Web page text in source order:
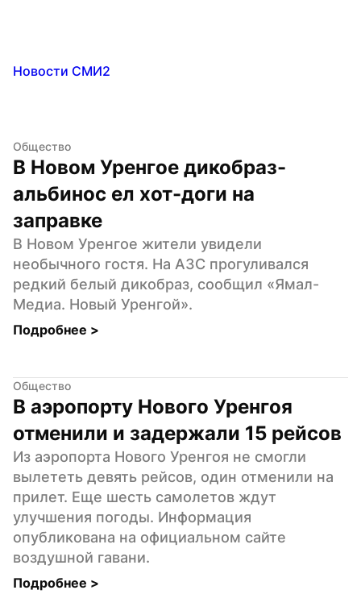
Новости СМИ2
Общество
В Новом Уренгое дикобраз-
альбинос ел хот-доги на
заправке
В Новом Уренгое жители увидели
необычного гостя. На АЗС прогуливался
редкий белый дикобраз, сообщил «Ямал-
Медиа. Новый Уренгой».
Подробнее >
Общество
В аэропорту Нового Уренгоя
отменили и задержали 15 рейсов
Из аэропорта Нового Уренгоя не смогли
вылететь девять рейсов, один отменили на
прилет. Еще шесть самолетов ждут
улучшения погоды. Информация
опубликована на официальном сайте
воздушной гавани.
Подробнее >